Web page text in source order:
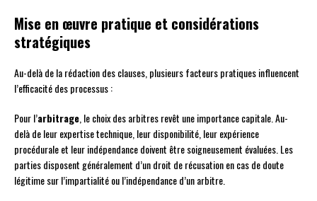
Mise en œuvre pratique et considérations
stratégiques
Au-delà de la rédaction des clauses, plusieurs facteurs pratiques influencent
l’efficacité des processus :
Pour l’arbitrage , le choix des arbitres revêt une importance capitale. Au-
delà de leur expertise technique, leur disponibilité, leur expérience
procédurale et leur indépendance doivent être soigneusement évaluées. Les
parties disposent généralement d’un droit de récusation en cas de doute
légitime sur l’impartialité ou l’indépendance d’un arbitre.